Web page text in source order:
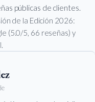
públicas de clientes.
de la Edición 2026:
(5.0/5, 66 reseñas) y